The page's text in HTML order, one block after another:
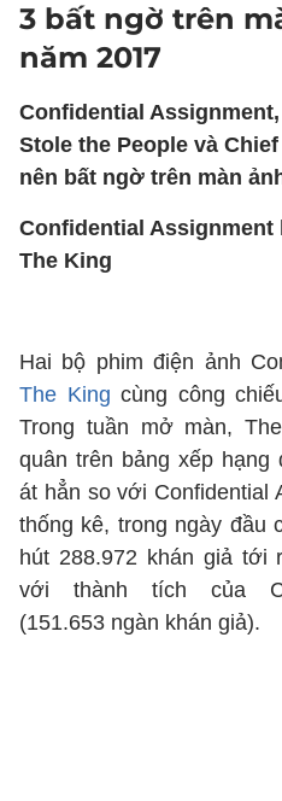
3 bất ngờ trên
năm 2017
Confidential
Stole the People và
nên bất ngờ trên màn
Confidential
The King
Hai bộ phim điện ảnh
The King cùng công
Trong tuần mở màn,
quân trên bảng xếp hạng
át hẳn so với Confidential
thống kê, trong ngày đầu
hút 288.972 khán giả tới
với thành tích của
(151.653 ngàn khán giả).